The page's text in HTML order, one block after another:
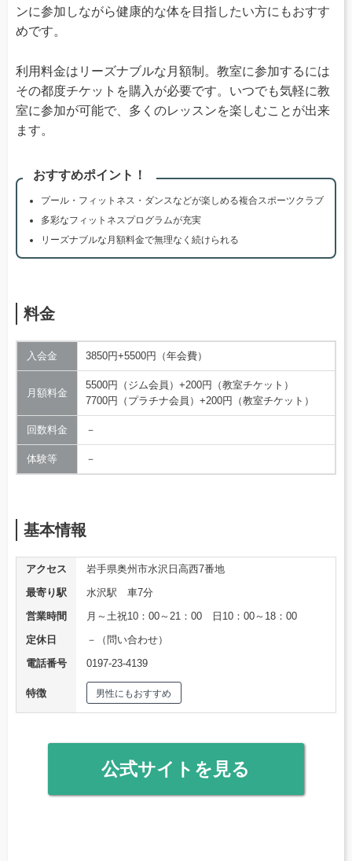
ンに参加しながら健康的な体を目指したい方にもおすす
めです。
利用料金はリーズナブルな月額制。教室に参加するには
その都度チケットを購入が必要です。いつでも気軽に教
室に参加が可能で、多くのレッスンを楽しむことが出来
ます。
おすすめポイント！
プール・フィットネス・ダンスなどが楽しめる複合スポーツクラブ
多彩なフィットネスプログラムが充実
リーズナブルな月額料金で無理なく続けられる
料金
入会金 3850円+5500円（年会費）
月額料金
5500円（ジム会員）+200円（教室チケット）
7700円（プラチナ会員）+200円（教室チケット）
回数料金 －
体験等 －
基本情報
アクセス
岩手県奥州市水沢日高西7番地
最寄り駅
水沢駅 車7分
営業時間
月～土祝10：00～21：00 日10：00～18：00
定休日
－（問い合わせ）
電話番号
0197-23-4139
特徴 男性にもおすすめ
公式サイトを見る